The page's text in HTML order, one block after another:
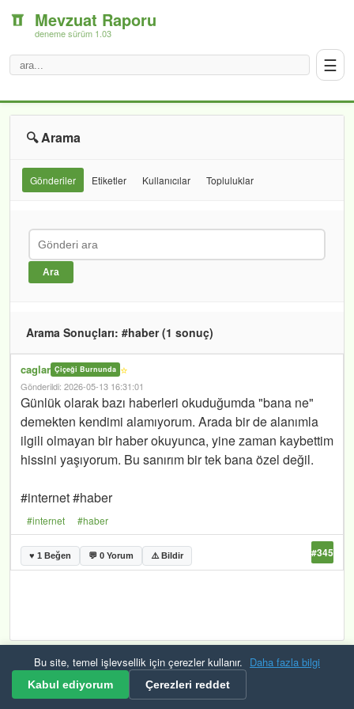
Mevzuat Raporu
deneme sürüm 1.03
☰
🔍 Arama
Gönderiler Etiketler Kullanıcılar Topluluklar
Ara
Arama Sonuçları: #haber (1 sonuç)
caglar Çiçeği Burnunda ⭐
Gönderildi: 2026-05-13 16:31:01
Günlük olarak bazı haberleri okuduğumda "bana ne"
demekten kendimi alamıyorum. Arada bir de alanımla
ilgili olmayan bir haber okuyunca, yine zaman kaybettim
hissini yaşıyorum. Bu sanırım bir tek bana özel değil.
#internet #haber
#internet #haber
♥ 1 Beğen 💬 0 Yorum ⚠️ Bildir #345
Bu site, temel işlevsellik için çerezler kullanır. Daha fazla bilgi
Kabul ediyorum Çerezleri reddet
Kurallar ve ŞartlarGizlilikGüvenlikKVKKÇerezler
© 2026 Mevzuat Raporu Tüm hakları saklıdır. Bulana çerek altın veriyoruz.🟡